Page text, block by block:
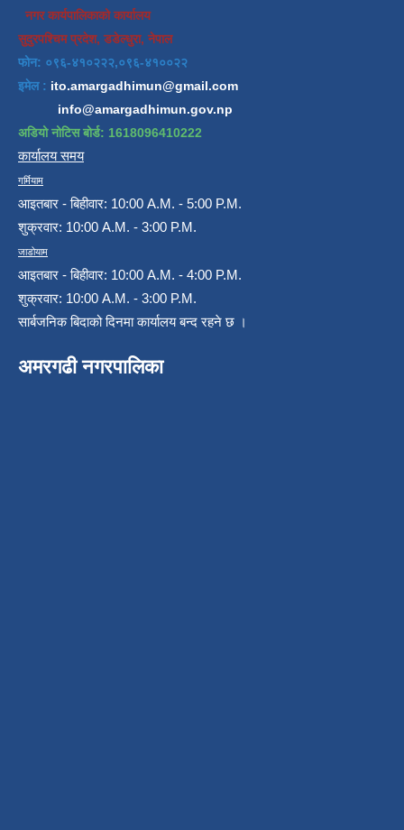
नगर कार्यपालिकाको कार्यालय
सुदुरपश्चिम प्रदेश, डडेल्धुरा, नेपाल
फोन: ०९६-४१०२२२,०९६-४१००२२
इमेल : ito.amargadhimun@gmail.com
info@amargadhimun.gov.np
अडियो नोटिस बोर्ड: 1618096410222
कार्यालय समय
गर्मियाम
आइतबार - बिहीवार: 10:00 A.M. - 5:00 P.M.
शुक्रवार: 10:00 A.M. - 3:00 P.M.
जाडोयाम
आइतबार - बिहीवार: 10:00 A.M. - 4:00 P.M.
शुक्रवार: 10:00 A.M. - 3:00 P.M.
सार्बजनिक बिदाको दिनमा कार्यालय बन्द रहने छ ।
अमरगढी नगरपालिका